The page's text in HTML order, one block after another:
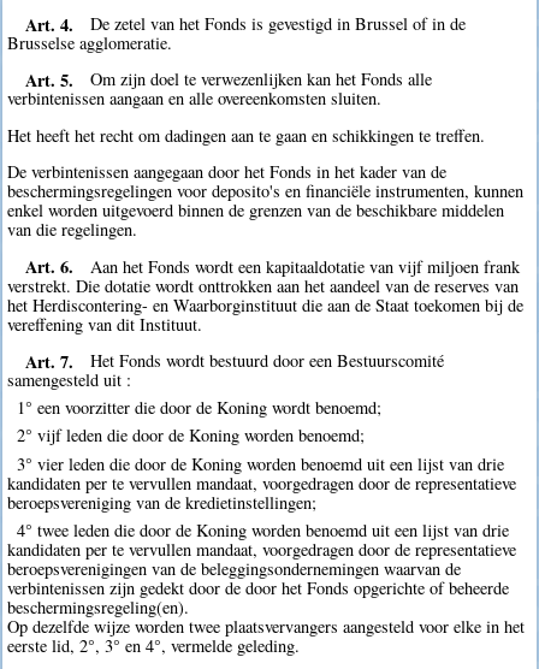
Art. 4.
De zetel van het Fonds is gevestigd in Brussel of in de
Brusselse agglomeratie.
Art. 5.
Om zijn doel te verwezenlijken kan het Fonds alle
verbintenissen aangaan en alle overeenkomsten sluiten.
Het heeft het recht om dadingen aan te gaan en schikkingen te treffen.
De verbintenissen aangegaan door het Fonds in het kader van de
beschermingsregelingen voor deposito's en financiële instrumenten, kunnen
enkel worden uitgevoerd binnen de grenzen van de beschikbare middelen
van die regelingen.
Art. 6.
Aan het Fonds wordt een kapitaaldotatie van vijf miljoen frank
verstrekt. Die dotatie wordt onttrokken aan het aandeel van de reserves van
het Herdiscontering- en Waarborginstituut die aan de Staat toekomen bij de
vereffening van dit Instituut.
Art. 7.
Het Fonds wordt bestuurd door een Bestuurscomité
samengesteld uit :
1° een voorzitter die door de Koning wordt benoemd;
2° vijf leden die door de Koning worden benoemd;
3° vier leden die door de Koning worden benoemd uit een lijst van drie
kandidaten per te vervullen mandaat, voorgedragen door de representatieve
beroepsvereniging van de kredietinstellingen;
4° twee leden die door de Koning worden benoemd uit een lijst van drie
kandidaten per te vervullen mandaat, voorgedragen door de representatieve
beroepsverenigingen van de beleggingsondernemingen waarvan de
verbintenissen zijn gedekt door de door het Fonds opgerichte of beheerde
beschermingsregeling(en).
Op dezelfde wijze worden twee plaatsvervangers aangesteld voor elke in het
eerste lid, 2°, 3° en 4°, vermelde geleding.